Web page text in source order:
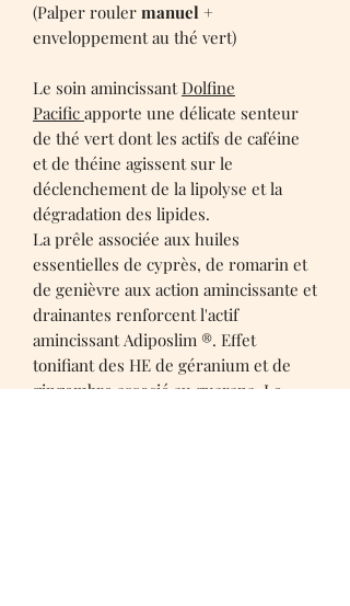
(Palper rouler manuel +
enveloppement au thé vert)
Le soin amincissantDolfine
Pacific apporte une délicate senteur
de thé vert dont les actifs de caféine
et de théine agissent sur le
déclenchement de la lipolyse et la
dégradation des lipides.
La prêle associée aux huiles
essentielles de cyprès, de romarin et
de genièvre aux action amincissante et
drainantes renforcent l'actif
amincissant Adiposlim ®. Effet
tonifiant des HE de géranium et de
gingembre associé au guarana. Le